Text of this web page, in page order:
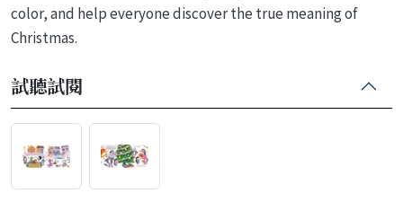
color, and help everyone discover the true meaning of
Christmas.
試聽試閱